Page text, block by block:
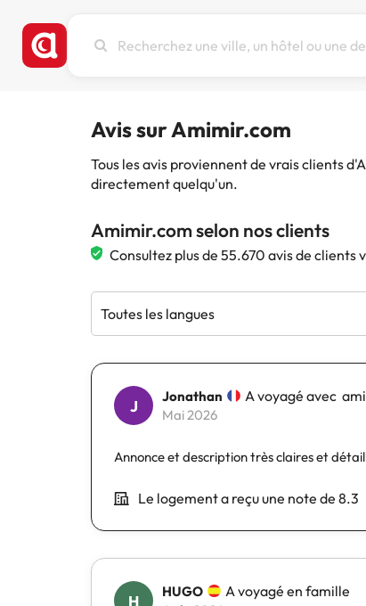
une
ou
destination
Avis sur Amimir.com
Tous les avis proviennent de vrais clients
directement quelqu'un.
Amimir.com selon nos clients
Consultez plus de 55.670 avis de